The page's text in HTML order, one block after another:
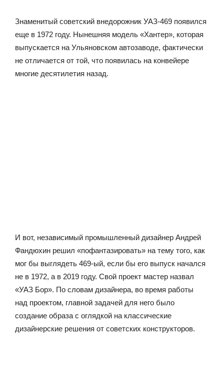
Знаменитый советский внедорожник УАЗ-469 появился
еще в 1972 году. Нынешняя модель «Хантер», которая
выпускается на Ульяновском автозаводе, фактически
не отличается от той, что появилась на конвейере
многие десятилетия назад.
И вот, независимый промышленный дизайнер Андрей
Фандюхин решил «пофантазировать» на тему того, как
мог бы выглядеть 469-ый, если бы его выпуск начался
не в 1972, а в 2019 году. Свой проект мастер назвал
«УАЗ Бор». По словам дизайнера, во время работы
над проектом, главной задачей для него было
создание образа с оглядкой на классические
дизайнерские решения от советских конструкторов.